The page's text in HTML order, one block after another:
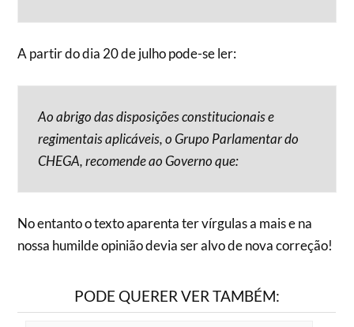
A partir do dia 20 de julho pode-se ler:
Ao abrigo das disposições constitucionais e
regimentais aplicáveis, o Grupo Parlamentar do
CHEGA, recomende ao Governo que:
No entanto o texto aparenta ter vírgulas a mais e na
nossa humilde opinião devia ser alvo de nova correção!
PODE QUERER VER TAMBÉM: